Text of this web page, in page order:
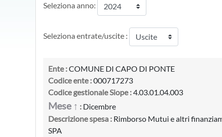
Seleziona anno:
Seleziona entrate/uscite :
Ente :COMUNE DI CAPO DI PONTE
Codice ente :000717273
Codice gestionale Siope :4.03.01.04.003
Mese ↑ : Dicembre
Descrizione spesa : Rimborso Mutui e altri
SPA